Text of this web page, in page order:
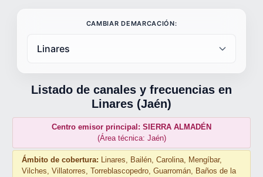
CAMBIAR DEMARCACIÓN:
Listado de canales y frecuencias en
Linares (Jaén)
Centro emisor principal: SIERRA ALMADÉN
(Área técnica: Jaén)
Ámbito de cobertura: Linares, Bailén, Carolina, Mengíbar,
Vilches, Villatorres, Torreblascopedro, Guarromán, Baños de la